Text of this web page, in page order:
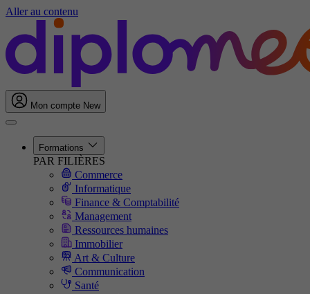
Aller au contenu
Mon compte New
Formations
PAR FILIÈRES
Commerce
Informatique
Finance & Comptabilité
Management
Ressources humaines
Immobilier
Art & Culture
Communication
Santé